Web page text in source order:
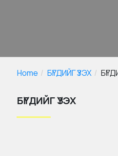
Home БҮГДИЙГ ҮЗЭХ
БҮГДИЙГ ҮЗЭХ